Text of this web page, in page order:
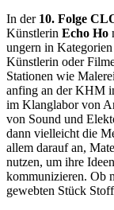
In der 10. Folge
Künstlerin Echo Ho
ungern in
Künstlerin oder
Stationen wie
anfing an der KHM
im Klanglabor von
von Sound und
dann vielleicht die
allem darauf an,
nutzen, um ihre
kommunizieren. Ob
gewebten Stück